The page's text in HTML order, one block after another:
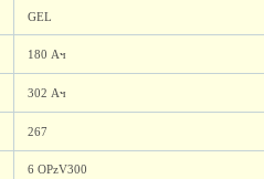
GEL
180 Ач
302 Ач
267
6 OPzV300